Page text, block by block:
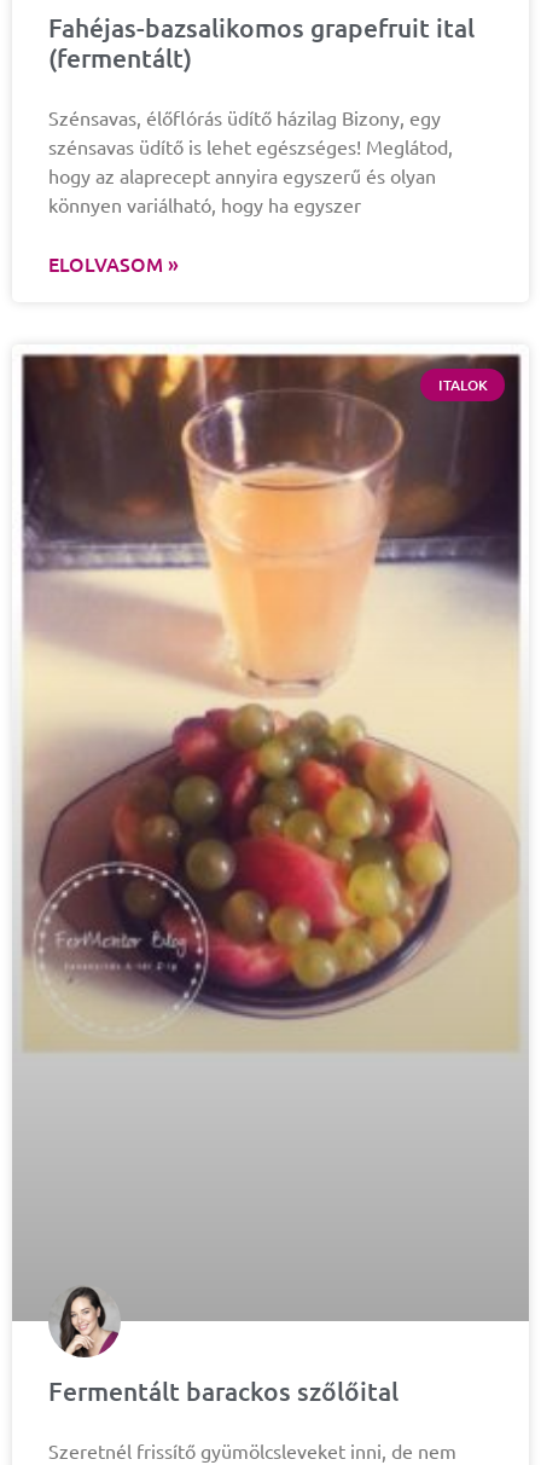
Fahéjas-bazsalikomos grapefruit ital
(fermentált)
Szénsavas, élőflórás üdítő házilag Bizony, egy
szénsavas üdítő is lehet egészséges! Meglátod,
hogy az alaprecept annyira egyszerű és olyan
könnyen variálható, hogy ha egyszer
ELOLVASOM »
ITALOK
Fermentált barackos szőlőital
Szeretnél frissítő gyümölcsleveket inni, de nem